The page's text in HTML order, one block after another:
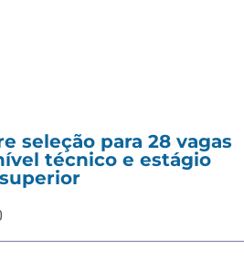
seleção para 28 vagas
técnico e estágio
superior